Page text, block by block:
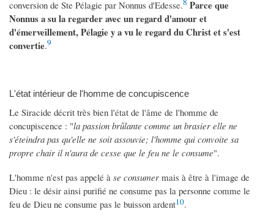
conversion de Ste Pélagie par Nonnus d'Edesse. Parce que
Nonnus a su la regarder avec un regard d'amour et
d'émerveillement, Pélagie y a vu le regard du Christ et s'est
convertie.9
L'état intérieur de l'homme de concupiscence
Le Siracide décrit très bien l'état de l'âme de l'homme de
concupiscence : "la passion brûlante comme un brasier elle ne
s'éteindra pas qu'elle ne soit assouvie; l'homme qui convoite sa
propre chair il n'aura de cesse que le feu ne le consume".
L'homme n'est pas appelé à se consumer mais à être à l'image de
Dieu : le désir ainsi purifié ne consume pas la personne comme le
feu de Dieu ne consume pas le buisson ardent10.